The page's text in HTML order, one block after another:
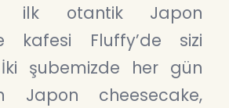
ilk otantik Japon
kafesi Fluffy’de sizi
İki şubemizde her gün
Japon cheesecake,